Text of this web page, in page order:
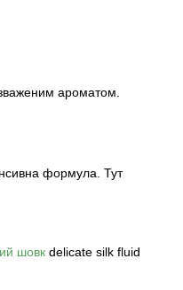
зваженим ароматом.
формула. Тут
шовк delicate silk fluid